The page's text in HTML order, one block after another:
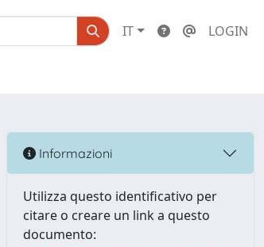
IT LOGIN
Informazioni
Utilizza questo identificativo per
citare o creare un link a questo
documento: